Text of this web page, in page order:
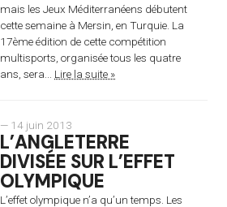
mais les Jeux Méditerranéens débutent
cette semaine à Mersin, en Turquie. La
17ème édition de cette compétition
multisports, organisée tous les quatre
ans, sera... Lire la suite »
— 14 juin 2013
L’ANGLETERRE
DIVISÉE SUR L’EFFET
OLYMPIQUE
L’effet olympique n’a qu’un temps. Les